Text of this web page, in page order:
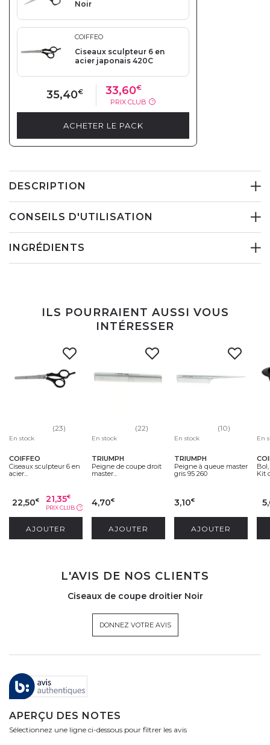
Noir
COIFFEO
Ciseaux sculpteur 6 en
acier japonais 420C
35,40€ 33,60€
PRIX CLUB ?
ACHETER LE PACK
DESCRIPTION
CONSEILS D'UTILISATION
INGRÉDIENTS
ILS POURRAIENT AUSSI VOUS
INTÉRESSER
(23)
En stock
COIFFEO
Ciseaux sculpteur 6 en
acier...
22,50€ 21,35€
PRIX CLUB ?
AJOUTER
(22)
En stock
TRIUMPH
Peigne de coupe droit
master...
4,70€
AJOUTER
(10)
En stock
TRIUMPH
Peigne à queue master
gris 95 260
3,10€
AJOUTER
En
Kit
L'AVIS DE NOS CLIENTS
Ciseaux de coupe droitier Noir
DONNEZ VOTRE AVIS
APERÇU DES NOTES
Sélectionnez une ligne ci-dessous pour filtrer les avis